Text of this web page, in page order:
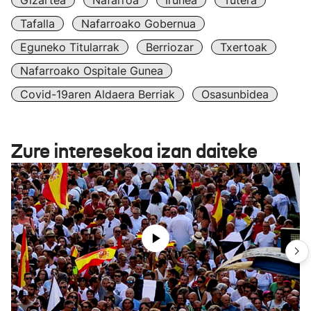
Tafalla
Nafarroako Gobernua
Eguneko Titularrak
Berriozar
Txertoak
Nafarroako Ospitale Gunea
Covid-19aren Aldaera Berriak
Osasunbidea
Zure interesekoa izan daiteke